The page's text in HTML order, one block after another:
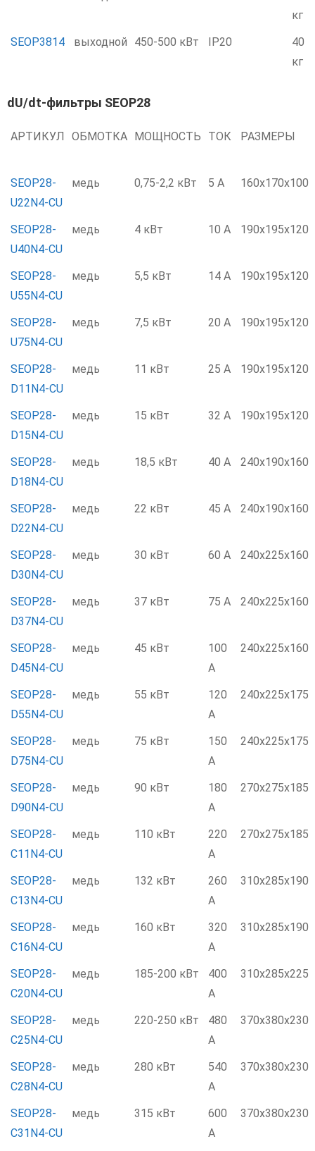
кг
SEOP3814
выходной 450-500 кВт IP20
40
кг
dU/dt-фильтры SEOP28
АРТИКУЛ ОБМОТКА МОЩНОСТЬ ТОК РАЗМЕРЫ
SEOP28-
U22N4-CU
медь 0,75-2,2 кВт 5 А 160x170x100
SEOP28-
U40N4-CU
медь 4 кВт 10 А 190x195x120
SEOP28-
U55N4-CU
медь 5,5 кВт 14 А 190x195x120
SEOP28-
U75N4-CU
медь 7,5 кВт 20 А 190x195x120
SEOP28-
D11N4-CU
медь 11 кВт 25 А 190x195x120
SEOP28-
D15N4-CU
медь 15 кВт 32 А 190x195x120
SEOP28-
D18N4-CU
медь 18,5 кВт 40 А 240x190x160
SEOP28-
D22N4-CU
медь 22 кВт 45 А 240x190x160
SEOP28-
D30N4-CU
медь 30 кВт 60 А 240x225x160
SEOP28-
D37N4-CU
медь 37 кВт 75 А 240x225x160
SEOP28-
D45N4-CU
медь 45 кВт
100
А
240x225x160
SEOP28-
D55N4-CU
медь 55 кВт
120
А
240x225x175
SEOP28-
D75N4-CU
медь 75 кВт
150
А
240x225x175
SEOP28-
D90N4-CU
медь 90 кВт
180
А
270x275x185
SEOP28-
C11N4-CU
медь 110 кВт
220
А
270x275x185
SEOP28-
C13N4-CU
медь 132 кВт
260
А
310x285x190
SEOP28-
C16N4-CU
медь 160 кВт
320
А
310x285x190
SEOP28-
C20N4-CU
медь 185-200 кВт
400
А
310x285x225
SEOP28-
C25N4-CU
медь 220-250 кВт
480
А
370x380x230
SEOP28-
C28N4-CU
медь 280 кВт
540
А
370x380x230
SEOP28-
C31N4-CU
медь 315 кВт
600
А
370x380x230